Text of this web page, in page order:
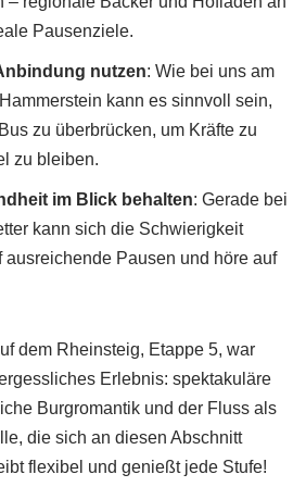
Pausenziele.
nutzen: Wie bei uns am
kann es sinnvoll sein,
zu überbrücken, um Kräfte zu
zu bleiben.
im Blick behalten: Gerade bei
kann sich die Schwierigkeit
ausreichende Pausen und höre auf
dem Rheinsteig, Etappe 5, war
Erlebnis: spektakuläre
Burgromantik und der Fluss als
die sich an diesen Abschnitt
flexibel und genießt jede Stufe!